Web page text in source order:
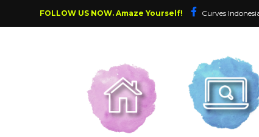
FOLLOW US NOW. Amaze Yourself! Curves